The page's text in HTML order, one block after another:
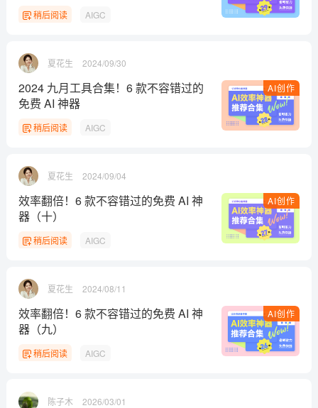
稍后阅读 AIGC
夏花生 2024/09/30
AI创作
2024 九月工具合集！6 款不容错过的
免费 AI 神器
稍后阅读 AIGC
夏花生 2024/09/04
AI创作
效率翻倍！6 款不容错过的免费 AI 神
器（十）
稍后阅读 AIGC
夏花生 2024/08/11
AI创作
效率翻倍！6 款不容错过的免费 AI 神
器（九）
稍后阅读 AIGC
陈子木 2026/03/01